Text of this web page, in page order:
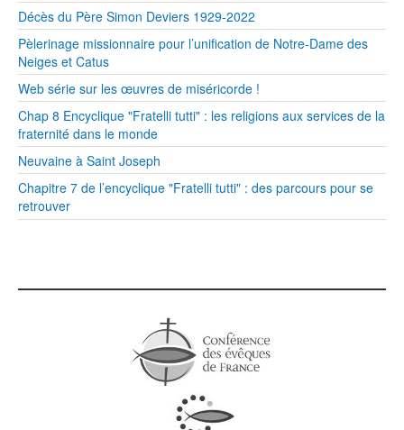
Décès du Père Simon Deviers 1929-2022
Pèlerinage missionnaire pour l’unification de Notre-Dame des
Neiges et Catus
Web série sur les œuvres de miséricorde !
Chap 8 Encyclique "Fratelli tutti" : les religions aux services de la
fraternité dans le monde
Neuvaine à Saint Joseph
Chapitre 7 de l’encyclique "Fratelli tutti" : des parcours pour se
retrouver